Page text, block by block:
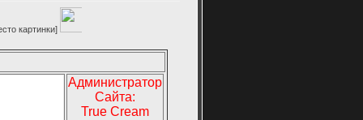
Администратор
Сайта:
True Cream